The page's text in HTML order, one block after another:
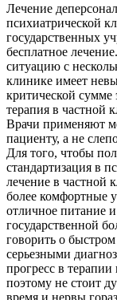
Лечение
психиатрической
государственных
бесплатное
ситуацию с
клинике имеет
критической сумме
терапия в частной
Врачи применяют
пациенту, а не
Для того, чтобы
стандартизация в
лечение в частной
более комфортные
отличное питание
государственной
говорить о
серьезными
прогресс в терапии
поэтому не стоит
время и нервы